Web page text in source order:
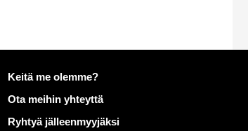
Lisätietoja aiheesta Mailo
Keitä me olemme?
Ota meihin yhteyttä
Ryhtyä jälleenmyyjäksi